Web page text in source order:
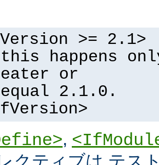
>= 2.1>
happens
or
2.1.0.
,
クティブは テス